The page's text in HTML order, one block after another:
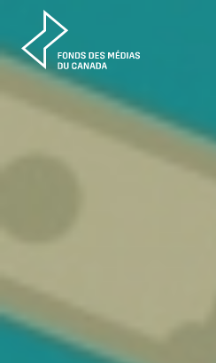
Aller au contenu